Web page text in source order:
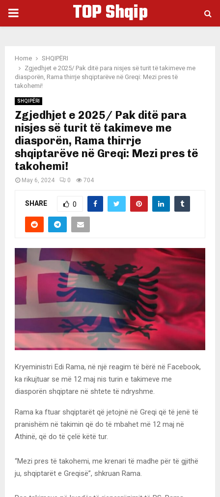
PRIMARY
TOP Shqip
Home
SHQIPËRI
Zgjedhjet e 2025/ Pak ditë para nisjes së turit të takimeve me
diasporën, Rama thirrje shqiptarëve në Greqi: Mezi pres të
takohemi!
SHQIPËRI
Zgjedhjet e 2025/ Pak ditë para
nisjes së turit të takimeve me
diasporën, Rama thirrje
shqiptarëve në Greqi: Mezi pres të
takohemi!
May 6, 2024 0 704
SHARE 0
Kryeministri Edi Rama, në një reagim të bërë në Facebook,
ka rikujtuar se më 12 maj nis turin e takimeve me
diasporën shqiptare në shtete të ndryshme.
Rama ka ftuar shqiptarët që jetojnë në Greqi që të jenë të
pranishëm në takimin që do të mbahet më 12 maj në
Athinë, që do të çelë këtë tur.
“Mezi pres të takohemi, me krenari të madhe për të gjithë
ju, shqiptarët e Greqisë”, shkruan Rama.